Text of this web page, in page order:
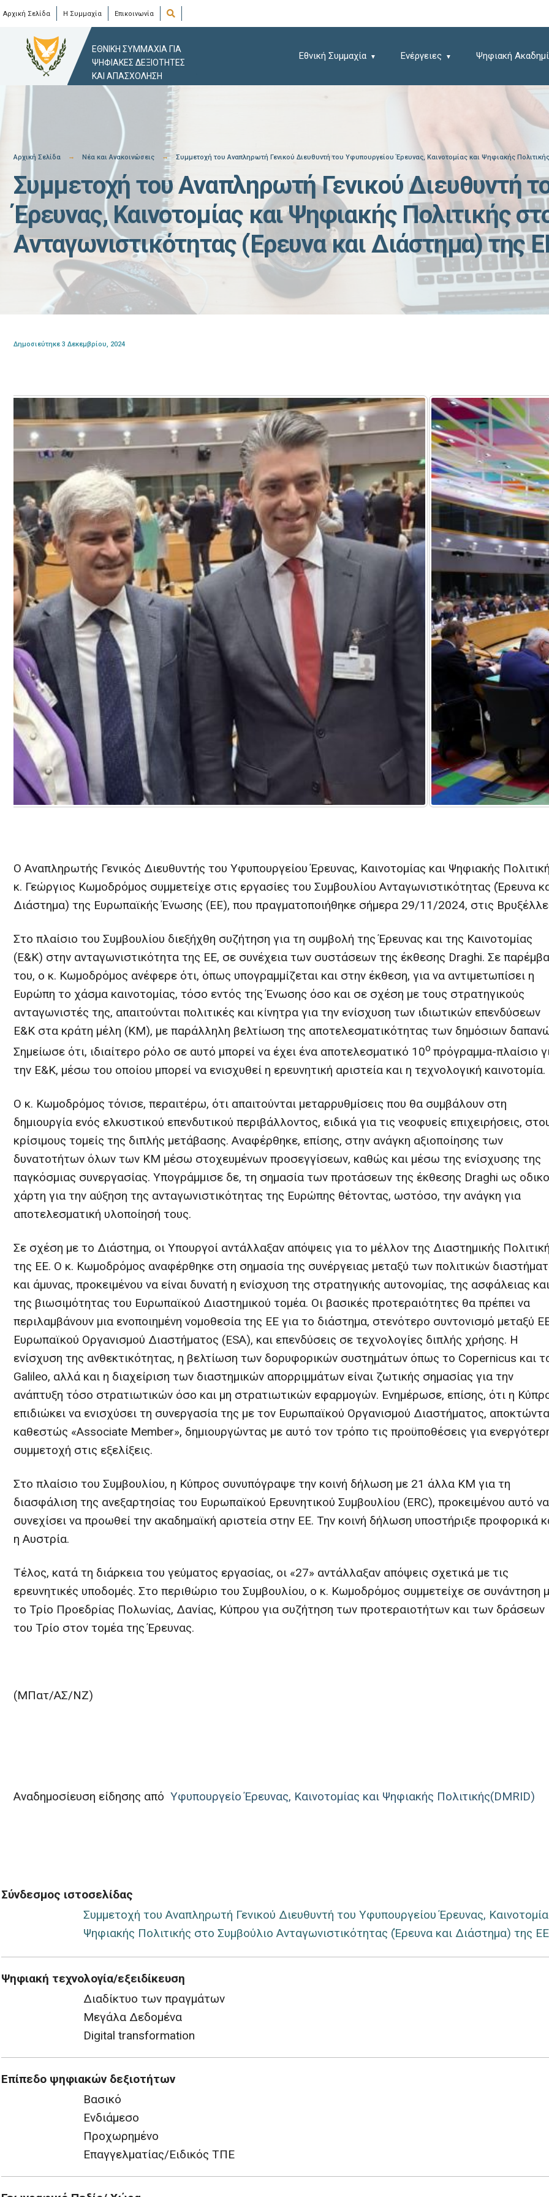
Skip
content
Αρχική Σελίδα Η Συμμαχία Επικοινωνία
Search
Window
ΕΘΝΙΚΗ ΣΥΜΜΑΧΙΑ ΓΙΑ
ΨΗΦΙΑΚΕΣ ΔΕΞΙΟΤΗΤΕΣ
ΚΑΙ ΑΠΑΣΧΟΛΗΣΗ
Εθνική Συμμαχία Ενέργειες Ψηφιακή
Αρχική Σελίδα Νέα και Ανακοινώσεις Συμμετοχή του Αναπληρωτή Γενικού Διευθυντή του Υφυπουργείου Έρευνας, Καινοτομίας και Ψηφιακής
Συμμετοχή του Αναπληρωτή Γενικού Διευθυντή
Έρευνας, Καινοτομίας και Ψηφιακής Πολιτικής
Aνταγωνιστικότητας (Έρευνα και Διάστημα) της
Δημοσιεύτηκε 3 Δεκεμβρίου, 2024
Ο Αναπληρωτής Γενικός Διευθυντής του Υφυπουργείου Έρευνας, Καινοτομίας και Ψηφιακής
κ. Γεώργιος Κωμοδρόμος συμμετείχε στις εργασίες του Συμβουλίου Ανταγωνιστικότητας (Έρευνα
Διάστημα) της Ευρωπαϊκής Ένωσης (ΕΕ), που πραγματοποιήθηκε σήμερα 29/11/2024, στις
Στο πλαίσιο του Συμβουλίου διεξήχθη συζήτηση για τη συμβολή της Έρευνας και της Καινοτομίας
(Ε&Κ) στην ανταγωνιστικότητα της ΕΕ, σε συνέχεια των συστάσεων της έκθεσης Draghi. Σε
του, ο κ. Κωμοδρόμος ανέφερε ότι, όπως υπογραμμίζεται και στην έκθεση, για να αντιμετωπίσει η
Ευρώπη το χάσμα καινοτομίας, τόσο εντός της Ένωσης όσο και σε σχέση με τους στρατηγικούς
ανταγωνιστές της, απαιτούνται πολιτικές και κίνητρα για την ενίσχυση των ιδιωτικών επενδύσεων
Ε&Κ στα κράτη μέλη (ΚΜ), με παράλληλη βελτίωση της αποτελεσματικότητας των δημόσιων
Σημείωσε ότι, ιδιαίτερο ρόλο σε αυτό μπορεί να έχει ένα αποτελεσματικό 10ο πρόγραμμα-πλαίσιο
την Ε&Κ, μέσω του οποίου μπορεί να ενισχυθεί η ερευνητική αριστεία και η τεχνολογική καινοτομία.
Ο κ. Κωμοδρόμος τόνισε, περαιτέρω, ότι απαιτούνται μεταρρυθμίσεις που θα συμβάλουν στη
δημιουργία ενός ελκυστικού επενδυτικού περιβάλλοντος, ειδικά για τις νεοφυείς επιχειρήσεις,
κρίσιμους τομείς της διπλής μετάβασης. Αναφέρθηκε, επίσης, στην ανάγκη αξιοποίησης των
δυνατοτήτων όλων των ΚΜ μέσω στοχευμένων προσεγγίσεων, καθώς και μέσω της ενίσχυσης της
παγκόσμιας συνεργασίας. Υπογράμμισε δε, τη σημασία των προτάσεων της έκθεσης Draghi ως
χάρτη για την αύξηση της ανταγωνιστικότητας της Ευρώπης θέτοντας, ωστόσο, την ανάγκη για
αποτελεσματική υλοποίησή τους.
Σε σχέση με το Διάστημα, οι Υπουργοί αντάλλαξαν απόψεις για το μέλλον της Διαστημικής
της ΕΕ. Ο κ. Κωμοδρόμος αναφέρθηκε στη σημασία της συνέργειας μεταξύ των πολιτικών
και άμυνας, προκειμένου να είναι δυνατή η ενίσχυση της στρατηγικής αυτονομίας, της ασφάλειας και
της βιωσιμότητας του Ευρωπαϊκού Διαστημικού τομέα. Οι βασικές προτεραιότητες θα πρέπει να
περιλαμβάνουν μια ενοποιημένη νομοθεσία της ΕΕ για το διάστημα, στενότερο συντονισμό μεταξύ
Ευρωπαϊκού Οργανισμού Διαστήματος (ESA), και επενδύσεις σε τεχνολογίες διπλής χρήσης. Η
ενίσχυση της ανθεκτικότητας, η βελτίωση των δορυφορικών συστημάτων όπως το Copernicus και
Galileo, αλλά και η διαχείριση των διαστημικών απορριμμάτων είναι ζωτικής σημασίας για την
ανάπτυξη τόσο στρατιωτικών όσο και μη στρατιωτικών εφαρμογών. Ενημέρωσε, επίσης, ότι η
επιδιώκει να ενισχύσει τη συνεργασία της με τον Ευρωπαϊκού Οργανισμού Διαστήματος,
καθεστώς «Associate Member», δημιουργώντας με αυτό τον τρόπο τις προϋποθέσεις για
συμμετοχή στις εξελίξεις.
Στο πλαίσιο του Συμβουλίου, η Κύπρος συνυπόγραψε την κοινή δήλωση με 21 άλλα ΚΜ για τη
διασφάλιση της ανεξαρτησίας του Ευρωπαϊκού Ερευνητικού Συμβουλίου (ERC), προκειμένου αυτό να
συνεχίσει να προωθεί την ακαδημαϊκή αριστεία στην ΕΕ. Την κοινή δήλωση υποστήριξε προφορικά
η Αυστρία.
Τέλος, κατά τη διάρκεια του γεύματος εργασίας, οι «27» αντάλλαξαν απόψεις σχετικά με τις
ερευνητικές υποδομές. Στο περιθώριο του Συμβουλίου, ο κ. Κωμοδρόμος συμμετείχε σε συνάντηση
το Τρίο Προεδρίας Πολωνίας, Δανίας, Κύπρου για συζήτηση των προτεραιοτήτων και των δράσεων
του Τρίο στον τομέα της Έρευνας.
(MΠατ/ΑΣ/ΝΖ)
Αναδημοσίευση είδησης από Yφυπουργείο Έρευνας, Καινοτομίας και Ψηφιακής Πολιτικής(DMRID)
Σύνδεσμος ιστοσελίδας
Συμμετοχή του Αναπληρωτή Γενικού Διευθυντή του Υφυπουργείου Έρευνας,
Ψηφιακής Πολιτικής στο Συμβούλιο Aνταγωνιστικότητας (Έρευνα και Διάστημα) της ΕΕ
Ψηφιακή τεχνολογία/εξειδίκευση
Διαδίκτυο των πραγμάτων
Μεγάλα Δεδομένα
Digital transformation
Επίπεδο ψηφιακών δεξιοτήτων
Βασικό
Ενδιάμεσο
Προχωρημένο
Επαγγελματίας/Ειδικός ΤΠΕ